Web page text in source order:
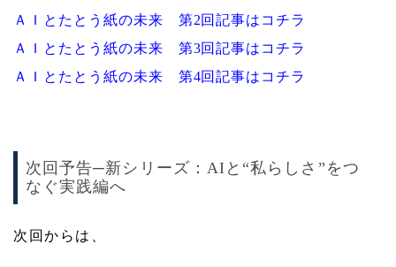
ＡＩとたとう紙の未来 第2回記事はコチラ
ＡＩとたとう紙の未来 第3回記事はコチラ
ＡＩとたとう紙の未来 第4回記事はコチラ
次回予告─新シリーズ：AIと“私らしさ”をつ
なぐ実践編へ
次回からは、